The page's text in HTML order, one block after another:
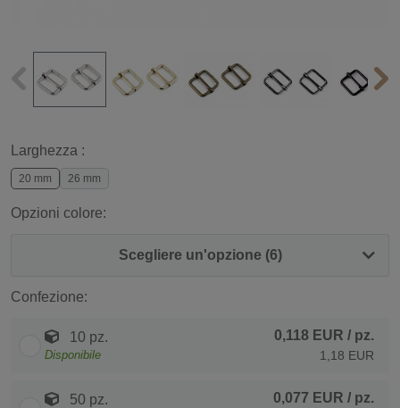
Larghezza :
20 mm 26 mm
Opzioni colore:
Scegliere un'opzione (6)
Confezione:
10 pz.
Disponibile
0,118 EUR / pz.
1,18 EUR
50 pz. 0,077 EUR / pz.